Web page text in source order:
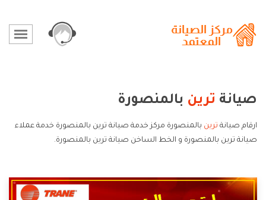
صيانة ترين بالمنصورة
ارقام صيانة ترين بالمنصورة مركز خدمة صيانة ترين بالمنصورة خدمة عملاء
صيانة ترين بالمنصورة و الخط الساخن صيانة ترين بالمنصورة.